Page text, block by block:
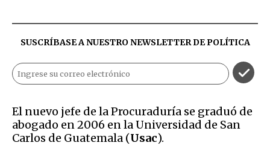
SUSCRÍBASE A NUESTRO NEWSLETTER DEPOLÍTICA
El nuevo jefe de la Procuraduría se graduó de
abogado en 2006 en la Universidad de San
Carlos de Guatemala (Usac).